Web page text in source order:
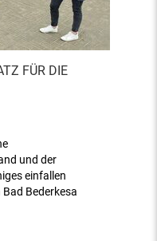
FÜR DIE
und der
einfallen
Bad Bederkesa